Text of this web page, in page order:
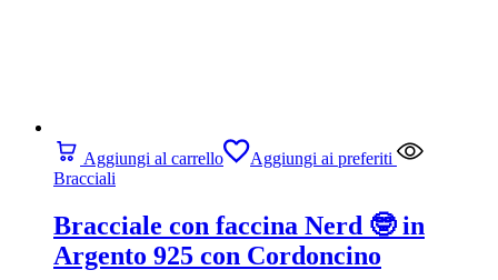
Aggiungi al carrello
Aggiungi ai preferiti
Bracciali
Bracciale con faccina Nerd 🤓 in
Argento 925 con Cordoncino